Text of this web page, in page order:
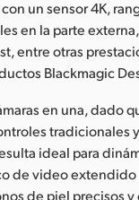
un sensor 4K,
en la parte
entre otras
Blackmagic
en una, dado
tradicionales
ideal para
de video
de piel precisos y